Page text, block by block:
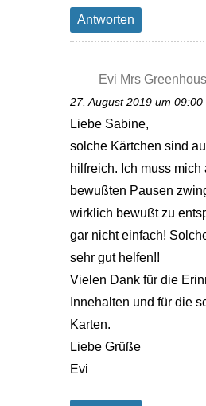
Antworten
Evi Mrs
27. August 2019 um 09:00
Liebe Sabine,
solche Kärtchen sind
hilfreich. Ich muss
bewußten Pausen
wirklich bewußt zu
gar nicht einfach!
sehr gut helfen!!
Vielen Dank für die
Innehalten und für die
Karten.
Liebe Grüße
Evi